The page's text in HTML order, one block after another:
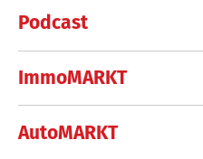
Podcast
ImmoMARKT
AutoMARKT